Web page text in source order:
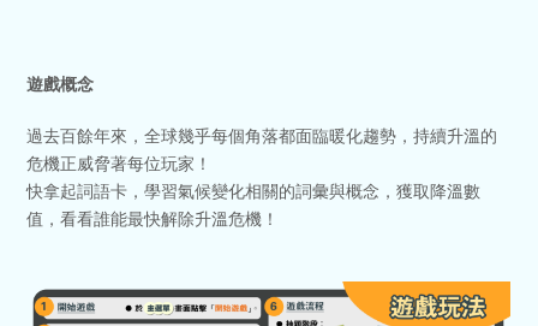
遊戲概念
過去百餘年來，全球幾乎每個角落都面臨暖化趨勢，持續升溫的
危機正威脅著每位玩家！
快拿起詞語卡，學習氣候變化相關的詞彙與概念，獲取降溫數
值，看看誰能最快解除升溫危機！